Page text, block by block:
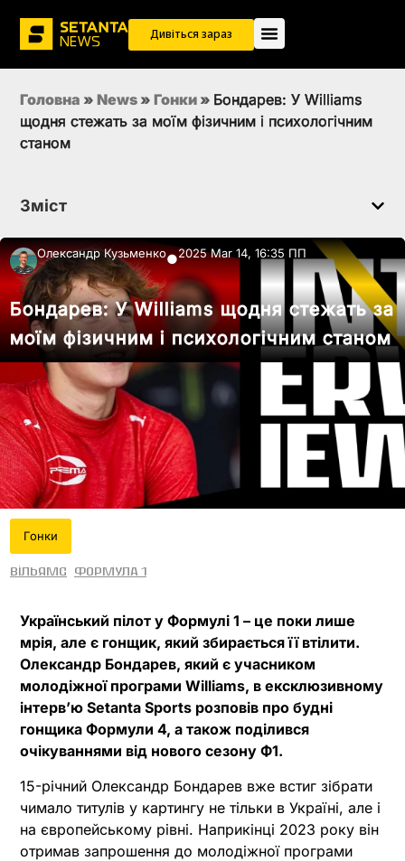
Дивіться зараз
Головна » News » Гонки » Бондарев: У Williams
щодня стежать за моїм фізичним і психологічним
станом
Зміст
Олександр Кузьменко●2025 Mar 14, 16:35 ПП
Бондарев: У Williams щодня стежать за
моїм фізичним і психологічним станом
Гонки
Вільямс Формула 1
Український пілот у Формулі 1 – це поки лише
мрія, але є гонщик, який збирається її втілити.
Олександр Бондарев, який є учасником
молодіжної програми Williams, в ексклюзивному
інтервʼю Setanta Sports розповів про будні
гонщика Формули 4, а також поділився
очікуваннями від нового сезону Ф1.
15-річний Олександр Бондарев вже встиг зібрати
чимало титулів у картингу не тільки в Україні, але і
на європейському рівні. Наприкінці 2023 року він
отримав запрошення до молодіжної програми